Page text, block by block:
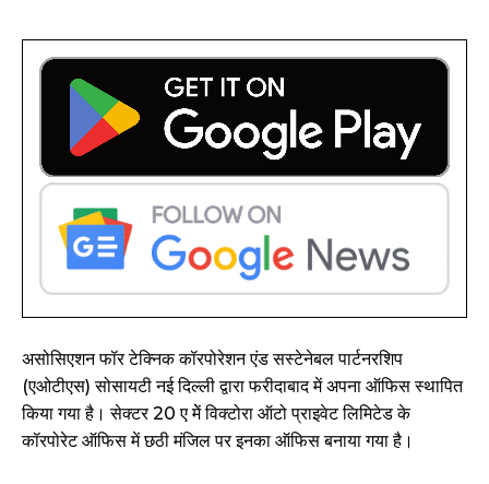
असोसिएशन फॉर टेक्निक कॉरपोरेशन एंड सस्टेनेबल पार्टनरशिप
(एओटीएस) सोसायटी नई दिल्ली द्वारा फरीदाबाद में अपना ऑफिस स्थापित
किया गया है। सेक्टर 20 ए मेें विक्टोरा ऑटो प्राइवेट लिमिटेड के
कॉरपोरेट ऑफिस में छठी मंजिल पर इनका ऑफिस बनाया गया है।